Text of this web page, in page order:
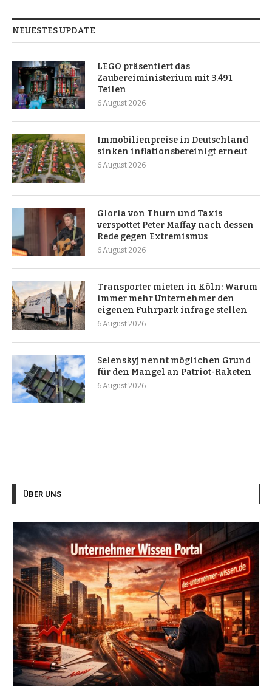
NEUESTES UPDATE
LEGO präsentiert das
Zaubereiministerium mit 3.491
Teilen
6 August 2026
Immobilienpreise in Deutschland
sinken inflationsbereinigt erneut
6 August 2026
Gloria von Thurn und Taxis
verspottet Peter Maffay nach dessen
Rede gegen Extremismus
6 August 2026
Transporter mieten in Köln: Warum
immer mehr Unternehmer den
eigenen Fuhrpark infrage stellen
6 August 2026
Selenskyj nennt möglichen Grund
für den Mangel an Patriot-Raketen
6 August 2026
ÜBER UNS